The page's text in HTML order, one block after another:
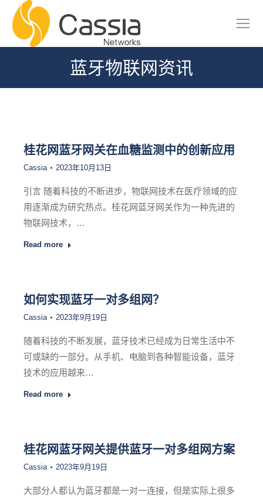
蓝牙物联网资讯
您在这里：
桂花网蓝牙网关在血糖监测中的创新应用
Cassia 2023年10月13日
引言 随着科技的不断进步，物联网技术在医疗领域的应
用逐渐成为研究热点。桂花网蓝牙网关作为一种先进的
物联网技术，…
Read more
如何实现蓝牙一对多组网？
Cassia 2023年9月19日
随着科技的不断发展，蓝牙技术已经成为日常生活中不
可或缺的一部分。从手机、电脑到各种智能设备，蓝牙
技术的应用越来…
Read more
桂花网蓝牙网关提供蓝牙一对多组网方案
Cassia 2023年9月19日
大部分人都认为蓝牙都是一对一连接，但是实际上很多